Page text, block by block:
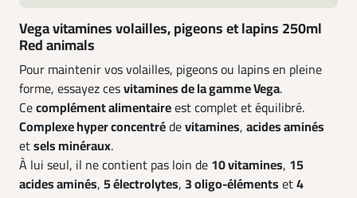
Vega vitamines volailles, pigeons et lapins 250ml
Red animals
Pour maintenir vos volailles, pigeons ou lapins en pleine
forme, essayez cesvitamines de la gamme Vega.
Cecomplément alimentaireest complet et équilibré.
Complexe hyper concentrédevitamines, acides aminés
etsels minéraux.
À lui seul, il ne contient pas loin de 10 vitamines, 15
acides aminés, 5 électrolytes, 3 oligo-éléments et4